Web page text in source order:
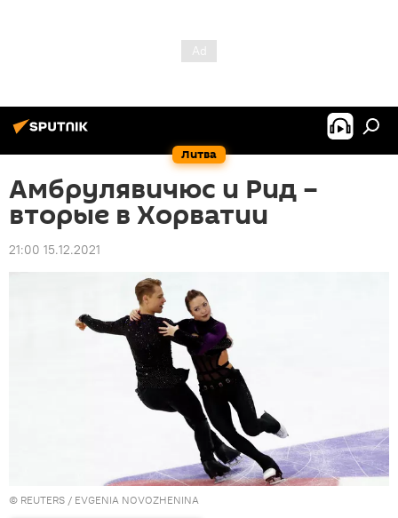
Литва
Амбрулявичюс и Рид –
вторые в Хорватии
21:00 15.12.2021
© REUTERS / EVGENIA NOVOZHENINA